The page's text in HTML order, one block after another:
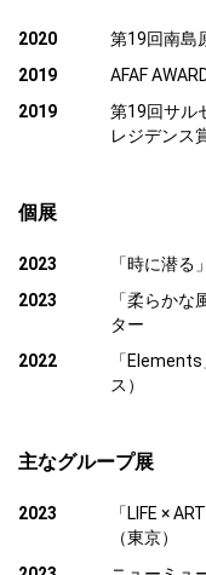
2020
第19回南島
2019
AFAF
2019
第19回サル
レジデンス
個展
2023
「時に潜
2023
「柔らか
ター
2022
「
ス）
主なグループ展
2023
「LIFE ×
（東京）